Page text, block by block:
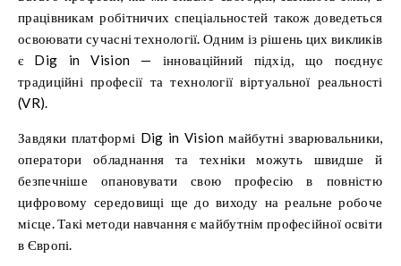
працівникам робітничих спеціальностей також доведеться
освоювати сучасні технології. Одним із рішень цих викликів
є Dig in Vision — інноваційний підхід, що поєднує
традиційні професії та технології віртуальної реальності
(VR).
Завдяки платформі Dig in Vision майбутні зварювальники,
оператори обладнання та техніки можуть швидше й
безпечніше опановувати свою професію в повністю
цифровому середовищі ще до виходу на реальне робоче
місце. Такі методи навчання є майбутнім професійної освіти
в Європі.